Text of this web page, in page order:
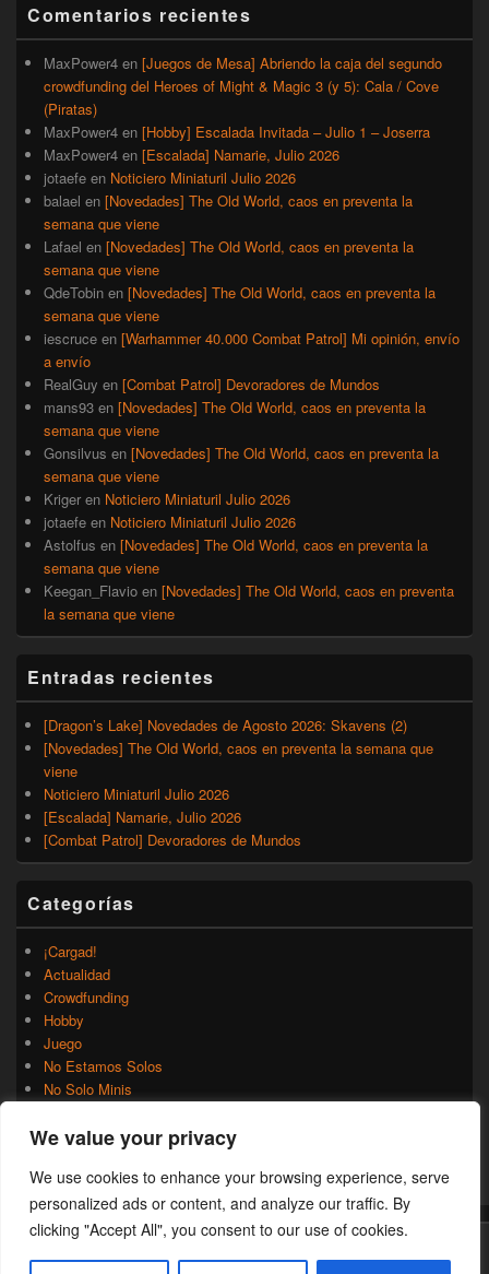
We value your privacy
We use cookies to enhance your browsing experience, serve
personalized ads or content, and analyze our traffic. By
clicking "Accept All", you consent to our use of cookies.
lateral
primaria
Comentarios recientes
MaxPower4 en [Juegos de Mesa] Abriendo la caja del segundo
crowdfunding del Heroes of Might & Magic 3 (y 5): Cala / Cove
(Piratas)
MaxPower4 en [Hobby] Escalada Invitada – Julio 1 – Joserra
MaxPower4 en [Escalada] Namarie, Julio 2026
jotaefe en Noticiero Miniaturil Julio 2026
balael en [Novedades] The Old World, caos en preventa la
semana que viene
Lafael en [Novedades] The Old World, caos en preventa la
semana que viene
QdeTobin en [Novedades] The Old World, caos en preventa la
semana que viene
iescruce en [Warhammer 40.000 Combat Patrol] Mi opinión, envío
a envío
RealGuy en [Combat Patrol] Devoradores de Mundos
mans93 en [Novedades] The Old World, caos en preventa la
semana que viene
Gonsilvus en [Novedades] The Old World, caos en preventa la
semana que viene
Kriger en Noticiero Miniaturil Julio 2026
jotaefe en Noticiero Miniaturil Julio 2026
Astolfus en [Novedades] The Old World, caos en preventa la
semana que viene
Keegan_Flavio en [Novedades] The Old World, caos en preventa
la semana que viene
Entradas recientes
[Dragon’s Lake] Novedades de Agosto 2026: Skavens (2)
[Novedades] The Old World, caos en preventa la semana que
viene
Noticiero Miniaturil Julio 2026
[Escalada] Namarie, Julio 2026
[Combat Patrol] Devoradores de Mundos
Categorías
¡Cargad!
Actualidad
Crowdfunding
Hobby
Juego
No Estamos Solos
No Solo Minis
Rumores
Uncategorized